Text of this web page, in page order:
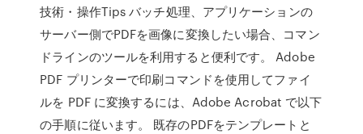
技術・操作Tips バッチ処理、アプリケーションの
サーバー側でPDFを画像に変換したい場合、コマン
ドラインのツールを利用すると便利です。 Adobe
PDF プリンターで印刷コマンドを使用してファイ
ルを PDF に変換するには、Adobe Acrobat で以下
の手順に従います。 既存のPDFをテンプレートと